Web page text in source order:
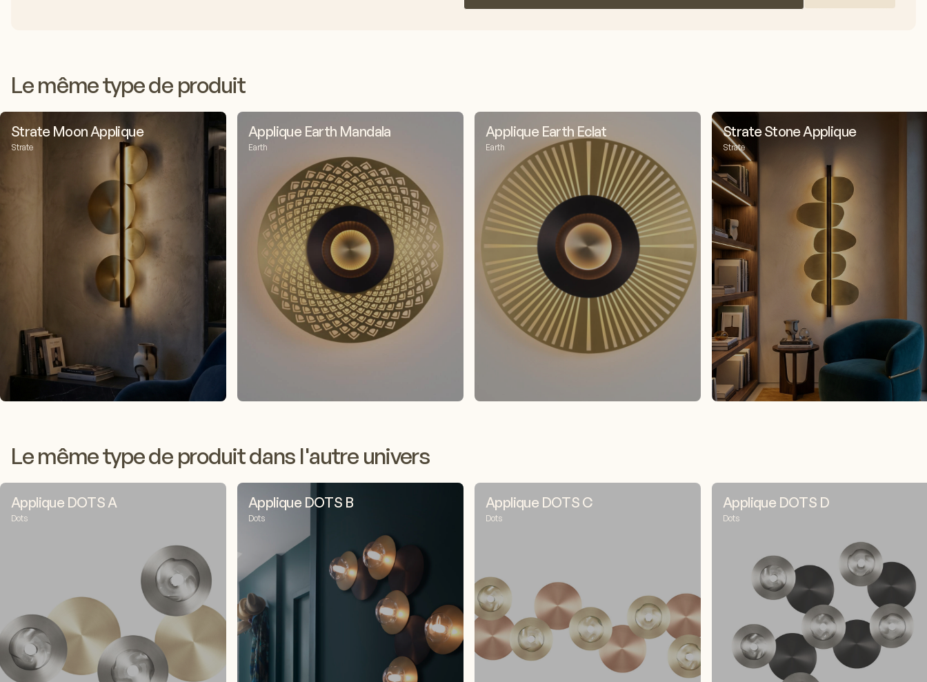
Le même type de produit
Strate Moon Applique
Strate
Applique Earth Mandala
Earth
Applique Earth Eclat
Earth
Strate Stone Applique
Strate
Le même type de produit dans l'autre univers
Applique DOTS A
Dots
Applique DOTS B
Dots
Applique DOTS C
Dots
Applique DOTS D
Dots